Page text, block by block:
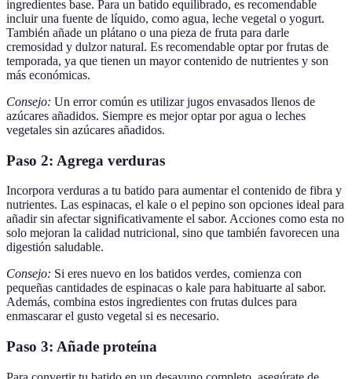
ingredientes base. Para un batido equilibrado, es recomendable
incluir una fuente de líquido, como agua, leche vegetal o yogurt.
También añade un plátano o una pieza de fruta para darle
cremosidad y dulzor natural. Es recomendable optar por frutas de
temporada, ya que tienen un mayor contenido de nutrientes y son
más económicas.
Consejo: Un error común es utilizar jugos envasados llenos de
azúcares añadidos. Siempre es mejor optar por agua o leches
vegetales sin azúcares añadidos.
Paso 2: Agrega verduras
Incorpora verduras a tu batido para aumentar el contenido de fibra y
nutrientes. Las espinacas, el kale o el pepino son opciones ideal para
añadir sin afectar significativamente el sabor. Acciones como esta no
solo mejoran la calidad nutricional, sino que también favorecen una
digestión saludable.
Consejo: Si eres nuevo en los batidos verdes, comienza con
pequeñas cantidades de espinacas o kale para habituarte al sabor.
Además, combina estos ingredientes con frutas dulces para
enmascarar el gusto vegetal si es necesario.
Paso 3: Añade proteína